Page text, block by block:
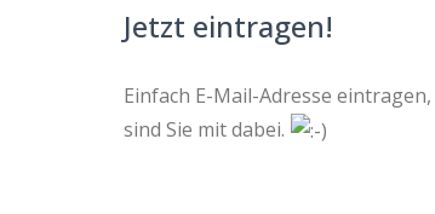
Jetzt eintragen!
Einfach E-Mail-Adresse
sind Sie mit dabei.